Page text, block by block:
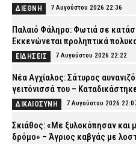
ΔΙΕΘΝΗ 7 Αυγούστου 2026 22:36
Παλαιό Φάληρο: Φωτιά σε
Εκκενώνεται προληπτικά
ΕΙΔΗΣΕΙΣ 7 Αυγούστου 2026 22:22
Νέα Αγχίαλος: Σάτυρος
γειτόνισσά του –
ΔΙΚΑΙΟΣΥΝΗ 7 Αυγούστου 2026
Σκιάθος: «Με ξυλοκόπησαν και
δρόμο» – Άγριος καβγάς με